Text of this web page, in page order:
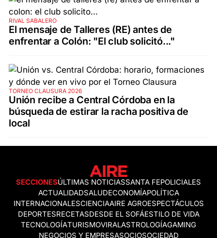
RIVAL SABALERO
El mensaje de Talleres (RE) antes de
enfrentar a Colón: "El club solicitó..."
TORNEO CLAUSURA 2026
Unión recibe a Central Córdoba en la
búsqueda de estirar la racha positiva de
local
SECCIONESÚLTIMAS NOTICIASSANTA FEPOLICIALES
ACTUALIDADSALUDECONOMÍAPOLÍTICA
INTERNACIONALESCIENCIAAIRE AGROESPECTÁCULOS
DEPORTESRECETASDESDE EL SOFÁESTILO DE VIDA
TECNOLOGÍATURISMOVIRALASTROLOGÍAGAMING
NEGOCIOS Y EMPRESASOCIOSOCIEDAD